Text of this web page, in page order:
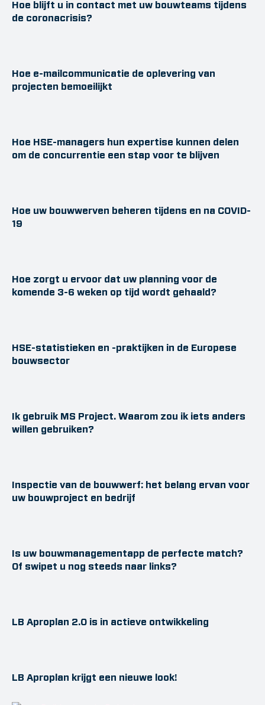
Hoe blijft u in contact met uw bouwteams tijdens
de coronacrisis?
Hoe e-mailcommunicatie de oplevering van
projecten bemoeilijkt
Hoe HSE-managers hun expertise kunnen delen
om de concurrentie een stap voor te blijven
Hoe uw bouwwerven beheren tijdens en na COVID-
19
Hoe zorgt u ervoor dat uw planning voor de
komende 3-6 weken op tijd wordt gehaald?
HSE-statistieken en -praktijken in de Europese
bouwsector
Ik gebruik MS Project. Waarom zou ik iets anders
willen gebruiken?
Inspectie van de bouwwerf: het belang ervan voor
uw bouwproject en bedrijf
Is uw bouwmanagementapp de perfecte match?
Of swipet u nog steeds naar links?
LB Aproplan 2.0 is in actieve ontwikkeling
LB Aproplan krijgt een nieuwe look!